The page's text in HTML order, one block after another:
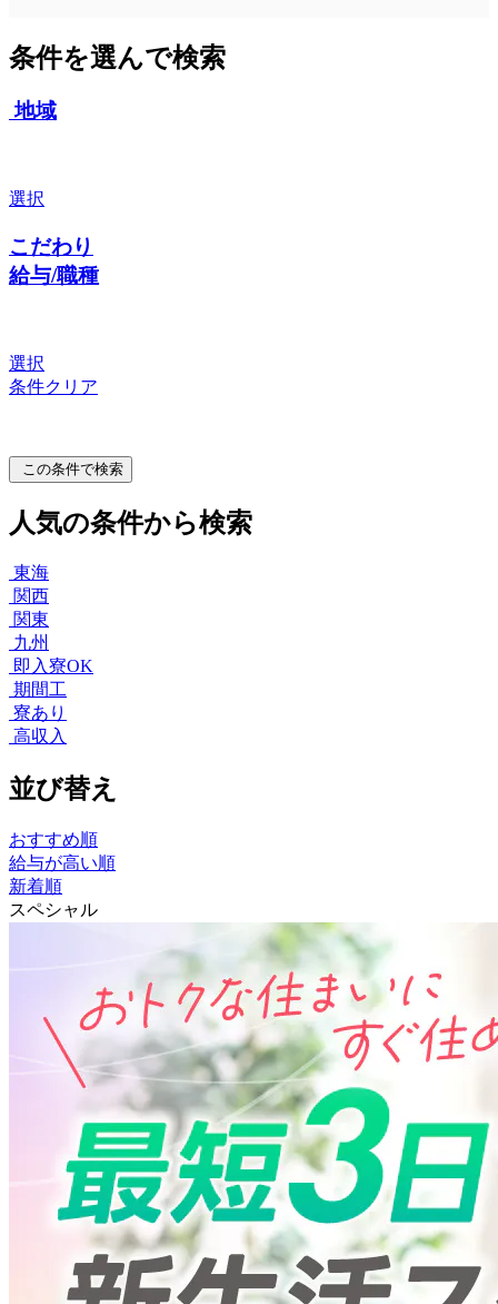
条件を選んで検索
地域
選択
こだわり
給与/職種
選択
条件クリア
この条件で検索
人気の条件から検索
東海
関西
関東
九州
即入寮OK
期間工
寮あり
高収入
並び替え
おすすめ順
給与が高い順
新着順
スペシャル